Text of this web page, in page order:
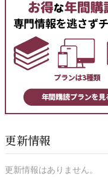
更新情報
更新情報はありません。